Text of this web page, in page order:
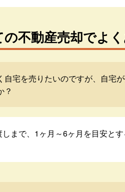
不動産売却でよ
自宅を売りたいのですが、自宅
？
まで、1ヶ月～6ヶ月を目安と